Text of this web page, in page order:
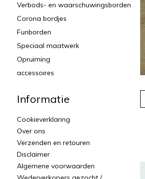
Verbods- en waarschuwingsborden
Corona bordjes
Funborden
Speciaal maatwerk
Opruiming
accessoires
Informatie
Cookieverklaring
Over ons
Verzenden en retouren
Disclaimer
Algemene voorwaarden